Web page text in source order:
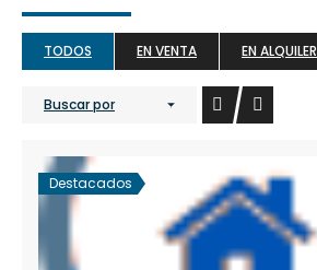
TODOS EN VENTA EN ALQUILER
Buscar por
Destacados